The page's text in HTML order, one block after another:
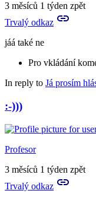
3 měsíců 1 týden zpět
Trvalý odkaz
jáá také ne
Pro vkládání
In reply to Já prosím
:-)))
Profesor
3 měsíců 1 týden zpět
Trvalý odkaz